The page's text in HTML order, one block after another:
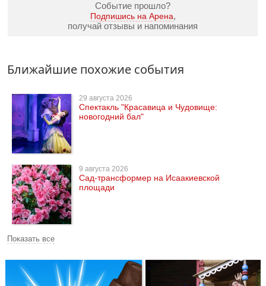
Событие прошло?
Подпишись на Арена,
получай отзывы и напоминания
Ближайшие похожие события
29 августа 2026
Спектакль "Красавица и Чудовище:
новогодний бал"
9 августа 2026
Сад-трансформер на Исаакиевской
площади
Показать все